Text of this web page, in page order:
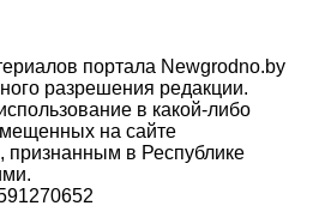
портала Newgrodno.by
разрешения редакции.
в какой-либо
на сайте
признанным в Республике